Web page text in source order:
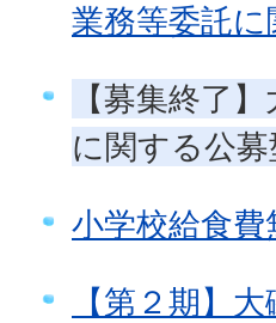
業務等委託
【募集終了
に関する公
小学校給食
【第２期】